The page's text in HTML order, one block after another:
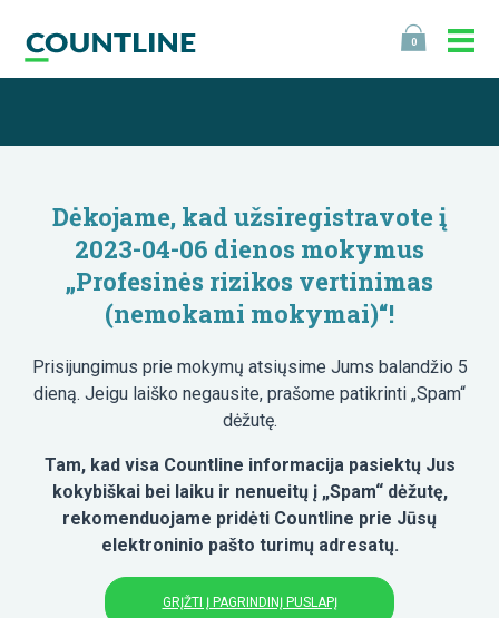
0
Dėkojame, kad užsiregistravote į
2023-04-06 dienos mokymus
„Profesinės rizikos vertinimas
(nemokami mokymai)“!
Prisijungimus prie mokymų atsiųsime Jums balandžio 5
dieną. Jeigu laiško negausite, prašome patikrinti „Spam“
dėžutę.
Tam, kad visa Countline informacija pasiektų Jus
kokybiškai bei laiku ir nenueitų į „Spam“ dėžutę,
rekomenduojame pridėti Countline prie Jūsų
elektroninio pašto turimų adresatų.
GRĮŽTI Į PAGRINDINĮ PUSLAPĮ